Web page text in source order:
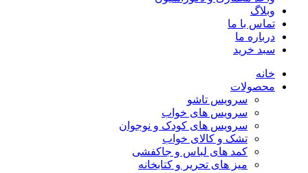
وبلاگ
تماس با ما
درباره ما
سبد خرید
خانه
محصولات
سرویس تاشو
سرویس های خواب
سرویس های کودک و نوجوان
تشک و کالای خواب
کمد های لباس و جاکفشی
میز های تحریر و کتابخانه